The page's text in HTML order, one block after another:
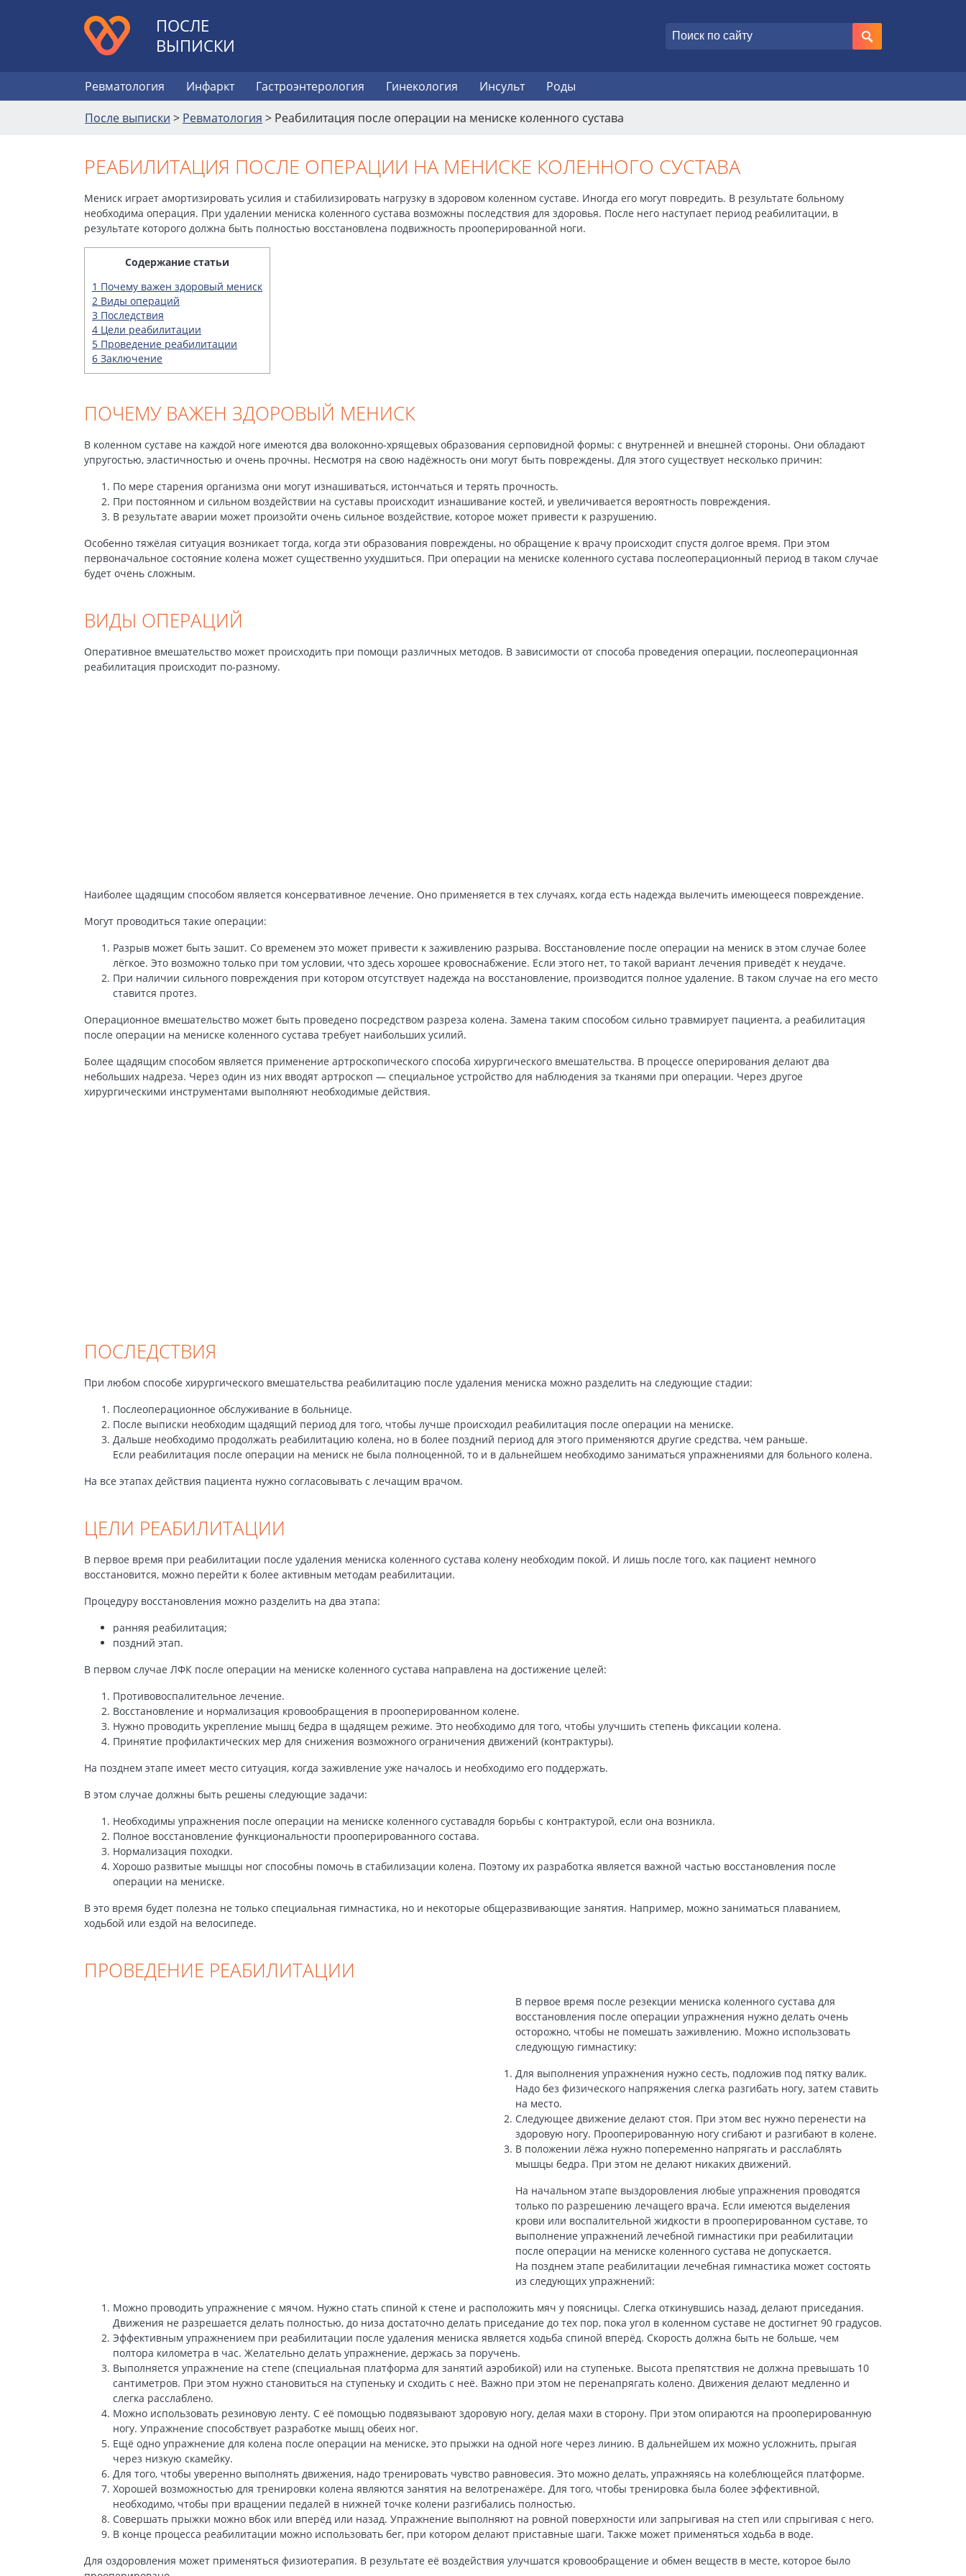
ПОСЛЕ
ВЫПИСКИ
Ревматология Инфаркт Гастроэнтерология Гинекология Инсульт
Роды
После выписки > Ревматология > Реабилитация после операции на мениске коленного сустава
РЕАБИЛИТАЦИЯ ПОСЛЕ ОПЕРАЦИИ НА МЕНИСКЕ КОЛЕННОГО СУСТАВА
Мениск играет амортизировать усилия и стабилизировать нагрузку в здоровом коленном суставе. Иногда его могут повредить. В результате больному
необходима операция. При удалении мениска коленного сустава возможны последствия для здоровья. После него наступает период реабилитации, в
результате которого должна быть полностью восстановлена подвижность прооперированной ноги.
Содержание статьи
1 Почему важен здоровый мениск
2 Виды операций
3 Последствия
4 Цели реабилитации
5 Проведение реабилитации
6 Заключение
ПОЧЕМУ ВАЖЕН ЗДОРОВЫЙ МЕНИСК
В коленном суставе на каждой ноге имеются два волоконно-хрящевых образования серповидной формы: с внутренней и внешней стороны. Они обладают
упругостью, эластичностью и очень прочны. Несмотря на свою надёжность они могут быть повреждены. Для этого существует несколько причин:
По мере старения организма они могут изнашиваться, истончаться и терять прочность.
При постоянном и сильном воздействии на суставы происходит изнашивание костей, и увеличивается вероятность повреждения.
В результате аварии может произойти очень сильное воздействие, которое может привести к разрушению.
Особенно тяжёлая ситуация возникает тогда, когда эти образования повреждены, но обращение к врачу происходит спустя долгое время. При этом
первоначальное состояние колена может существенно ухудшиться. При операции на мениске коленного сустава послеоперационный период в таком случае
будет очень сложным.
ВИДЫ ОПЕРАЦИЙ
Оперативное вмешательство может происходить при помощи различных методов. В зависимости от способа проведения операции, послеоперационная
реабилитация происходит по-разному.
Наиболее щадящим способом является консервативное лечение. Оно применяется в тех случаях, когда есть надежда вылечить имеющееся повреждение.
Могут проводиться такие операции:
Разрыв может быть зашит. Со временем это может привести к заживлению разрыва. Восстановление после операции на мениск в этом случае более
лёгкое. Это возможно только при том условии, что здесь хорошее кровоснабжение. Если этого нет, то такой вариант лечения приведёт к неудаче.
При наличии сильного повреждения при котором отсутствует надежда на восстановление, производится полное удаление. В таком случае на его место
ставится протез.
Операционное вмешательство может быть проведено посредством разреза колена. Замена таким способом сильно травмирует пациента, а реабилитация
после операции на мениске коленного сустава требует наибольших усилий.
Более щадящим способом является применение артроскопического способа хирургического вмешательства. В процессе оперирования делают два
небольших надреза. Через один из них вводят артроскоп — специальное устройство для наблюдения за тканями при операции. Через другое
хирургическими инструментами выполняют необходимые действия.
ПОСЛЕДСТВИЯ
При любом способе хирургического вмешательства реабилитацию после удаления мениска можно разделить на следующие стадии:
Послеоперационное обслуживание в больнице.
После выписки необходим щадящий период для того, чтобы лучше происходил реабилитация после операции на мениске.
Дальше необходимо продолжать реабилитацию колена, но в более поздний период для этого применяются другие средства, чем раньше.
Если реабилитация после операции на мениск не была полноценной, то и в дальнейшем необходимо заниматься упражнениями для больного колена.
На все этапах действия пациента нужно согласовывать с лечащим врачом.
ЦЕЛИ РЕАБИЛИТАЦИИ
В первое время при реабилитации после удаления мениска коленного сустава колену необходим покой. И лишь после того, как пациент немного
восстановится, можно перейти к более активным методам реабилитации.
Процедуру восстановления можно разделить на два этапа:
ранняя реабилитация;
поздний этап.
В первом случае ЛФК после операции на мениске коленного сустава направлена на достижение целей:
Противовоспалительное лечение.
Восстановление и нормализация кровообращения в прооперированном колене.
Нужно проводить укрепление мышц бедра в щадящем режиме. Это необходимо для того, чтобы улучшить степень фиксации колена.
Принятие профилактических мер для снижения возможного ограничения движений (контрактуры).
На позднем этапе имеет место ситуация, когда заживление уже началось и необходимо его поддержать.
В этом случае должны быть решены следующие задачи:
Необходимы упражнения после операции на мениске коленного суставадля борьбы с контрактурой, если она возникла.
Полное восстановление функциональности прооперированного состава.
Нормализация походки.
Хорошо развитые мышцы ног способны помочь в стабилизации колена. Поэтому их разработка является важной частью восстановления после
операции на мениске.
В это время будет полезна не только специальная гимнастика, но и некоторые общеразвивающие занятия. Например, можно заниматься плаванием,
ходьбой или ездой на велосипеде.
ПРОВЕДЕНИЕ РЕАБИЛИТАЦИИ
В первое время после резекции мениска коленного сустава для
восстановления после операции упражнения нужно делать очень
осторожно, чтобы не помешать заживлению. Можно использовать
следующую гимнастику:
Для выполнения упражнения нужно сесть, подложив под пятку валик.
Надо без физического напряжения слегка разгибать ногу, затем ставить
на место.
Следующее движение делают стоя. При этом вес нужно перенести на
здоровую ногу. Прооперированную ногу сгибают и разгибают в колене.
В положении лёжа нужно попеременно напрягать и расслаблять
мышцы бедра. При этом не делают никаких движений.
На начальном этапе выздоровления любые упражнения проводятся
только по разрешению лечащего врача. Если имеются выделения
крови или воспалительной жидкости в прооперированном суставе, то
выполнение упражнений лечебной гимнастики при реабилитации
после операции на мениске коленного сустава не допускается.
На позднем этапе реабилитации лечебная гимнастика может состоять
из следующих упражнений:
Можно проводить упражнение с мячом. Нужно стать спиной к стене и расположить мяч у поясницы. Слегка откинувшись назад, делают приседания.
Движения не разрешается делать полностью, до низа достаточно делать приседание до тех пор, пока угол в коленном суставе не достигнет 90 градусов.
Эффективным упражнением при реабилитации после удаления мениска является ходьба спиной вперёд. Скорость должна быть не больше, чем
полтора километра в час. Желательно делать упражнение, держась за поручень.
Выполняется упражнение на степе (специальная платформа для занятий аэробикой) или на ступеньке. Высота препятствия не должна превышать 10
сантиметров. При этом нужно становиться на ступеньку и сходить с неё. Важно при этом не перенапрягать колено. Движения делают медленно и
слегка расслаблено.
Можно использовать резиновую ленту. С её помощью подвязывают здоровую ногу, делая махи в сторону. При этом опираются на прооперированную
ногу. Упражнение способствует разработке мышц обеих ног.
Ещё одно упражнение для колена после операции на мениске, это прыжки на одной ноге через линию. В дальнейшем их можно усложнить, прыгая
через низкую скамейку.
Для того, чтобы уверенно выполнять движения, надо тренировать чувство равновесия. Это можно делать, упражняясь на колеблющейся платформе.
Хорошей возможностью для тренировки колена являются занятия на велотренажёре. Для того, чтобы тренировка была более эффективной,
необходимо, чтобы при вращении педалей в нижней точке колени разгибались полностью.
Совершать прыжки можно вбок или вперёд или назад. Упражнение выполняют на ровной поверхности или запрыгивая на степ или спрыгивая с него.
В конце процесса реабилитации можно использовать бег, при котором делают приставные шаги. Также может применяться ходьба в воде.
Для оздоровления может применяться физиотерапия. В результате её воздействия улучшатся кровообращение и обмен веществ в месте, которое было